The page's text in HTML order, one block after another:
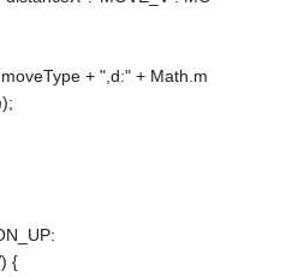
+ ",d:" + Math.m
{